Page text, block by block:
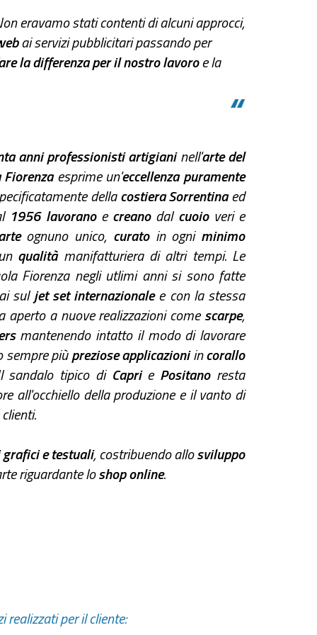
eravamo stati contenti di alcuni approcci,
ai servizi pubblicitari passando per
la differenza per il nostro lavoroe la
anni professionisti artigianinell'arte del
esprime un'eccellenza puramente
dellacostiera Sorrentinaed
1956 lavorano ecreano dal cuoio veri e
ognuno unico, curato in ogni minimo
qualità manifatturiera di altri tempi. Le
Fiorenza negli utlimi anni si sono fatte
suljet set internazionalee con la stessa
aperto a nuove realizzazioni comescarpe,
mantenendo intatto il modo di lavorare
sempre piùpreziose applicazioniincorallo
sandalo tipico di Capri e Positano resta
all'occhiello della produzione e il vanto di
e testuali, costribuendo allosviluppo
riguardante loshop online.
realizzati per il cliente: